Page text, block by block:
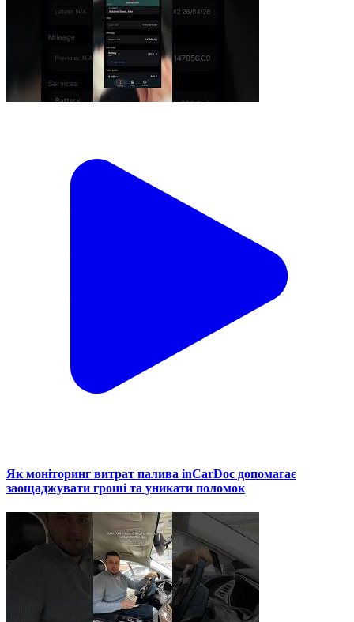
Як моніторинг витрат палива inCarDoc допомагає
заощаджувати гроші та уникати поломок